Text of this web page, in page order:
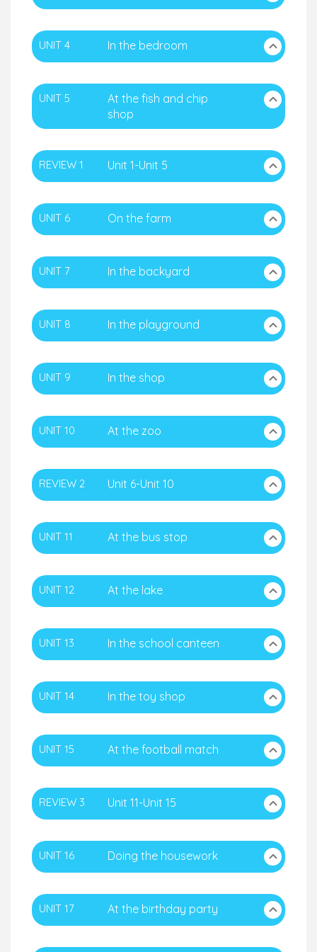
UNIT 4 In the bedroom
UNIT 5
At the fish and chip
shop
REVIEW 1 Unit 1-Unit 5
UNIT 6 On the farm
UNIT 7 In the backyard
UNIT 8 In the playground
UNIT 9 In the shop
UNIT 10 At the zoo
REVIEW 2 Unit 6-Unit 10
UNIT 11 At the bus stop
UNIT 12 At the lake
UNIT 13 In the school canteen
UNIT 14 In the toy shop
UNIT 15 At the football match
REVIEW 3 Unit 11-Unit 15
UNIT 16 Doing the housework
UNIT 17 At the birthday party